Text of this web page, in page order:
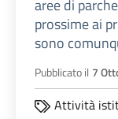
aree di
prossime ai
sono
Pubblicato il 7
Attività